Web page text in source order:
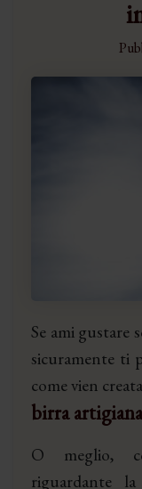
Se ami
sicuramente ti
come vien
birra
O meglio,
riguardante